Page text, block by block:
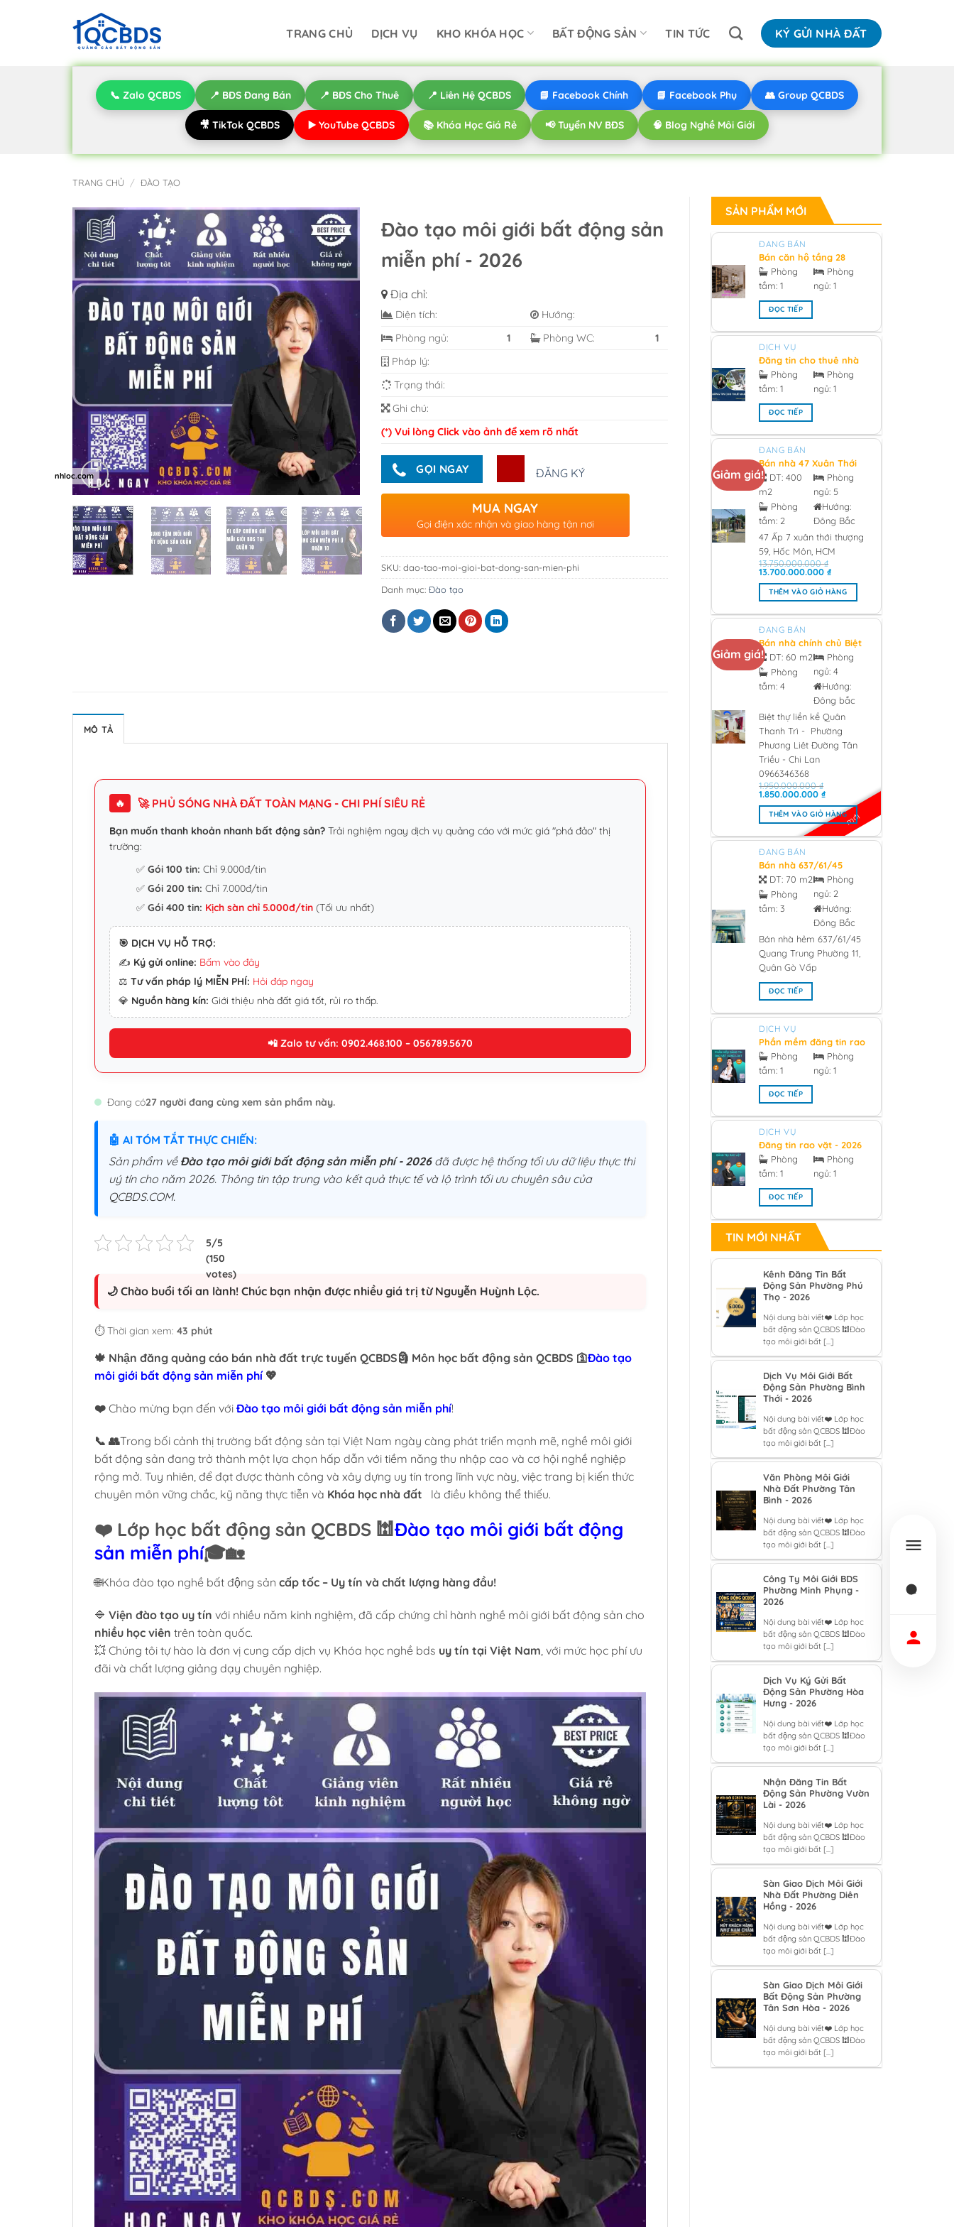
TRANG CHỦ DỊCH VỤ KHO KHÓA HỌC BẤT ĐỘNG SẢN TIN TỨC KÝ GỬI NHÀ ĐẤT
📞 Zalo QCBDS 📍 BĐS Đang Bán 📍 BĐS Cho Thuê 📍 Liên Hệ QCBDS 📘 Facebook Chính 📘 Facebook Phụ 👥 Group QCBDS
🎥 TikTok QCBDS ▶️ YouTube QCBDS 📚 Khóa Học Giá Rẻ 📢 Tuyển NV BĐS 🧠 Blog Nghề Môi Giới
TRANG CHỦ / ĐÀO TẠO
SẢN PHẨM MỚI
ĐANG BÁN
Bán căn hộ tầng 28
hướng bắc V1 sunrise
city South Tower
0918955959 - 2026
Phòng
tắm:1
Phòng
ngủ: 1
ĐỌC TIẾP
DỊCH VỤ
Đăng tin cho thuê nhà
chính chủ - 2026
Phòng
tắm:1
Phòng
ngủ: 1
ĐỌC TIẾP
Giảm giá!
ĐANG BÁN
Bán nhà 47 Xuân Thới
Thượng 59, Hóc Môn
0933473981 Giá 13 tỷ -
2026
DT:400
m2
Phòng
tắm: 2
Phòng
ngủ: 5
Hướng:
Đông Bắc
47 Ấp 7 xuân thới thượng
59, Hốc Môn, HCM
13.750.000.000₫
Giá
là:
13.750.000.000 ₫.
13.700.000.000₫Giá
tại
là:
13.700.000.000 ₫.
THÊM VÀO GIỎ HÀNG
Giảm giá!
ĐANG BÁN
Bán nhà chính chủ Biệt
thự liền kề Quân Thanh
Trì – Phường Phương
Liêt Đường Tân Triều –
Chi Lan 0966346368 -
DT:60 m2
Phòng
tắm:4
Phòng
ngủ: 4
Hướng:
Đông bắc
Biệt thự liền kề Quân
Thanh Trì - Phường
Phương Liêt Đường Tân
Triều - Chi Lan
0966346368
mới
1.950.000.000₫
Giá
là:
1.950.000.000 ₫.
1.850.000.000₫Giá
tại
là:
1.850.000.000 ₫.
THÊM VÀO GIỎ HÀNG
ĐANG BÁN
Bán nhà 637/61/45
Quang Trung Phường
11, Quân Gò Vấp 3 tỷ
850 - 2026
DT: 70 m2
Phòng
tắm:3
Phòng
ngủ: 2
Hướng:
Đông Bắc
Bán nhà hẻm 637/61/45
Quang Trung Phường 11,
Quân Gò Vấp
ĐỌC TIẾP
DỊCH VỤ
Phần mềm đăng tin rao
vặt hàng loạt 2026
Phòng
tắm:1
Phòng
ngủ: 1
ĐỌC TIẾP
DỊCH VỤ
Đăng tin rao vặt - 2026
Phòng
tắm:1
Phòng
ngủ: 1
ĐỌC TIẾP
TIN MỚI NHẤT
Kênh Đăng Tin Bất
Động Sản Phường Phú
Thọ - 2026
Nội dung bài viết❤️ Lớp học
bất động sản QCBDS 🕍Đào
tạo môi giới bất [...]
Dịch Vụ Môi Giới Bất
Động Sản Phường Bình
Thới - 2026
Nội dung bài viết❤️ Lớp học
bất động sản QCBDS 🕍Đào
tạo môi giới bất [...]
Văn Phòng Môi Giới
Nhà Đất Phường Tân
Bình - 2026
Nội dung bài viết❤️ Lớp học
bất động sản QCBDS 🕍Đào
tạo môi giới bất [...]
Công Ty Môi Giới BDS
Phường Minh Phụng -
2026
Nội dung bài viết❤️ Lớp học
bất động sản QCBDS 🕍Đào
tạo môi giới bất [...]
Dịch Vụ Ký Gửi Bất
Động Sản Phường Hòa
Hưng - 2026
Nội dung bài viết❤️ Lớp học
bất động sản QCBDS 🕍Đào
tạo môi giới bất [...]
Nhận Đăng Tin Bất
Động Sản Phường Vườn
Lài - 2026
Nội dung bài viết❤️ Lớp học
bất động sản QCBDS 🕍Đào
tạo môi giới bất [...]
Sàn Giao Dịch Môi Giới
Nhà Đất Phường Diên
Hồng - 2026
Nội dung bài viết❤️ Lớp học
bất động sản QCBDS 🕍Đào
tạo môi giới bất [...]
Sàn Giao Dịch Môi Giới
Bất Động Sản Phường
Tân Sơn Hòa - 2026
Nội dung bài viết❤️ Lớp học
bất động sản QCBDS 🕍Đào
tạo môi giới bất [...]
Đào tạo môi giới bất động sản
miễn phí - 2026
Địa chỉ:
Diện tích:
Hướng:
Phòng ngủ:
1 Phòng WC:
1
Pháp lý:
Trạng thái:
Ghi chú:
(*) Vui lòng Click vào ảnh để xem rõ nhất
GỌI NGAY ĐĂNG KÝ
MUA NGAY
Gọi điện xác nhận và giao hàng tận nơi
SKU: dao-tao-moi-gioi-bat-dong-san-mien-phi
Danh mục: Đào tạo
MÔ TẢ
🔥 🚀 PHỦ SÓNG NHÀ ĐẤT TOÀN MẠNG - CHI PHÍ SIÊU RẺ
Bạn muốn thanh khoản nhanh bất động sản? Trải nghiệm ngay dịch vụ quảng cáo với mức giá "phá đảo" thị
trường:
✅Gói 100 tin: Chỉ 9.000đ/tin
✅Gói 200 tin: Chỉ 7.000đ/tin
✅Gói 400 tin: Kịch sàn chỉ 5.000đ/tin (Tối ưu nhất)
🎯 DỊCH VỤ HỖ TRỢ:
✍️ Ký gửi online: Bấm vào đây
⚖️ Tư vấn pháp lý MIỄN PHÍ: Hỏi đáp ngay
💎 Nguồn hàng kín: Giới thiệu nhà đất giá tốt, rủi ro thấp.
📲 Zalo tư vấn: 0902.468.100 – 056789.5670
Đang có27 người đang cùng xem sản phẩm này.
🤖 AI TÓM TẮT THỰC CHIẾN:
Sản phẩm về Đào tạo môi giới bất động sản miễn phí - 2026đã được hệ thống tối ưu dữ liệu thực thi
uý tín cho năm 2026. Thông tin tập trung vào kết quả thực tế và lộ trình tối ưu chuyên sâu của
QCBDS.COM.
🌙 Chào buổi tối an lành! Chúc bạn nhận được nhiều giá trị từ Nguyễn Huỳnh Lộc.
⏱️ Thời gian xem: 43 phút
🍁 Nhận đăng quảng cáo bán nhà đất trực tuyến QCBDS🗿 Môn học bất động sản QCBDS 🛐Đào tạo
môi giới bất động sản miễn phí 💖
❤️ Chào mừng bạn đến với Đào tạo môi giới bất động sản miễn phí!
📞 👥Trong bối cảnh thị trường bất động sản tại Việt Nam ngày càng phát triển mạnh mẽ, nghề môi giới
bất động sản đang trở thành một lựa chọn hấp dẫn với tiềm năng thu nhập cao và cơ hội nghề nghiệp
rộng mở. Tuy nhiên, để đạt được thành công và xây dựng uy tín trong lĩnh vực này, việc trang bị kiến thức
chuyên môn vững chắc, kỹ năng thực tiễn và Khóa học nhà đất là điều không thể thiếu.
❤️ Lớp học bất động sản QCBDS 🕍Đào tạo môi giới bất động
sản miễn phí🎓🏡
🌐Khóa đào tạo nghề bất động sản cấp tốc – Uy tín và chất lượng hàng đầu!
🔷 Viện đào tạo uy tín với nhiều năm kinh nghiệm, đã cấp chứng chỉ hành nghề môi giới bất động sản cho
nhiều học viên trên toàn quốc.
💥 Chúng tôi tự hào là đơn vị cung cấp dịch vụ Khóa học nghề bds uy tín tại Việt Nam, với mức học phí ưu
đãi và chất lượng giảng dạy chuyên nghiệp.